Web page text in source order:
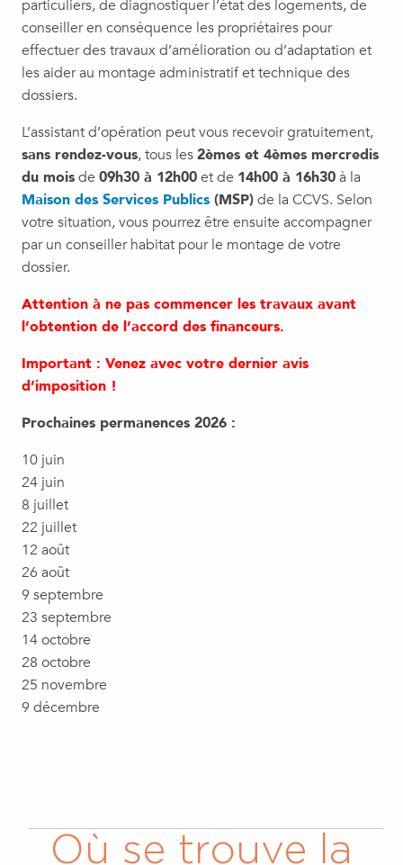
particuliers, de diagnostiquer l’état des logements, de
conseiller en conséquence les propriétaires pour
effectuer des travaux d’amélioration ou d’adaptation et
les aider au montage administratif et technique des
dossiers.
L’assistant d’opération peut vous recevoir gratuitement,
sans rendez-vous, tous les2èmes et 4èmes mercredis
du moisde 09h30 à 12h00et de 14h00 à 16h30à la
Maison des Services Publics (MSP)de la CCVS. Selon
votre situation, vous pourrez être ensuite accompagner
par un conseiller habitat pour le montage de votre
dossier.
Attention à ne pas commencer les travaux avant
l’obtention de l’accord des financeurs.
Important : Venez avec votre dernier avis
d’imposition !
Prochaines permanences 2026 :
10 juin
24 juin
8 juillet
22 juillet
12 août
26 août
9 septembre
23 septembre
14 octobre
28 octobre
25 novembre
9 décembre
Où se trouve la